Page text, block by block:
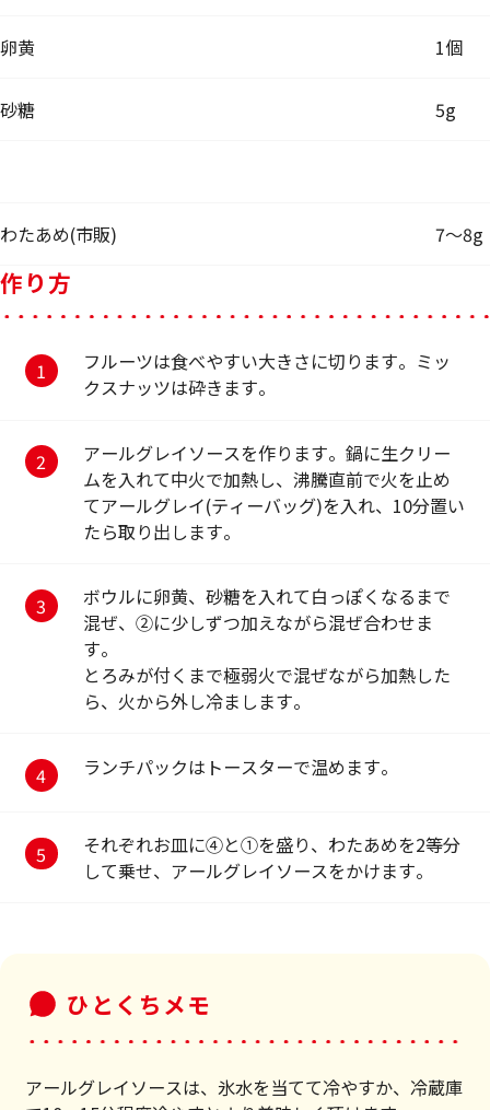
卵黄 1個
砂糖 5g
わたあめ(市販) 7～8g
作り方
フルーツは食べやすい大きさに切ります。ミッ
クスナッツは砕きます。
アールグレイソースを作ります。鍋に生クリー
ムを入れて中火で加熱し、沸騰直前で火を止め
てアールグレイ(ティーバッグ)を入れ、10分置い
たら取り出します。
ボウルに卵黄、砂糖を入れて白っぽくなるまで
混ぜ、②に少しずつ加えながら混ぜ合わせま
す。
とろみが付くまで極弱火で混ぜながら加熱した
ら、火から外し冷まします。
ランチパックはトースターで温めます。
それぞれお皿に④と①を盛り、わたあめを2等分
して乗せ、アールグレイソースをかけます。
ひとくちメモ
アールグレイソースは、氷水を当てて冷やすか、冷蔵庫